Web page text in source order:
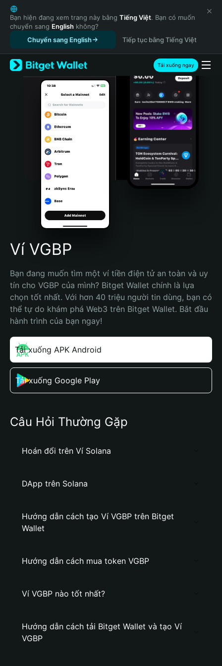
English
日本語
Tiếng Việt
Русский
Español (Latinoamérica)
Türkçe
Italiano
Português (Portugal)
Bahasa Indonesia
Português (Brasil)
Español (Argentina)
Bạn hiện đang xem trang này bằng Tiếng Việt. Bạn có muốn
chuyển sang English không?
Chuyển sang English
Tiếp tục bằng Tiếng Việt
Tải xuống ngay
Ví VGBP
Bạn đang muốn tìm một ví tiền điện tử an toàn và uy
tín cho VGBP của mình? Bitget Wallet chính là lựa
chọn tốt nhất. Với hơn 40 triệu người tin dùng, bạn có
thể tự do khám phá Web3 trên Bitget Wallet. Bắt đầu
hành trình của bạn ngay!
Tải xuống APK Android
Tải xuống Google Play
Câu Hỏi Thường Gặp
Hoán đổi trên Ví Solana
DApp trên Solana
Hướng dẫn cách tạo Ví VGBP trên Bitget
Wallet
Hướng dẫn cách mua token VGBP
Ví VGBP nào tốt nhất?
Hướng dẫn cách tải Bitget Wallet và tạo Ví
VGBP